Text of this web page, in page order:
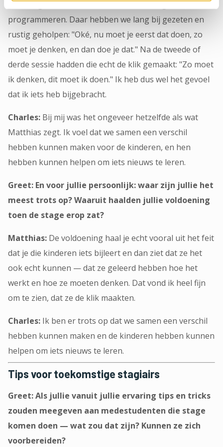
hadden gedaan en echt voor het eerst begonnen met
programmeren. Daar hebben we lang bij gezeten en
rustig geholpen: "Oké, nu moet je eerst dat doen, zo
moet je denken, en dan doe je dat." Na de tweede of
derde sessie hadden die echt de klik gemaakt: "Zo moet
ik denken, dit moet ik doen." Ik heb dus wel het gevoel
dat ik iets heb bijgebracht.
Charles: Bij mij was het ongeveer hetzelfde als wat
Matthias zegt. Ik voel dat we samen een verschil
hebben kunnen maken voor de kinderen, en hen
hebben kunnen helpen om iets nieuws te leren.
Greet: En voor jullie persoonlijk: waar zijn jullie het
meest trots op? Waaruit haalden jullie voldoening
toen de stage erop zat?
Matthias: De voldoening haal je echt vooral uit het feit
dat je die kinderen iets bijleert en dan ziet dat ze het
ook echt kunnen — dat ze geleerd hebben hoe het
werkt en hoe ze moeten denken. Dat vond ik heel fijn
om te zien, dat ze de klik maakten.
Charles: Ik ben er trots op dat we samen een verschil
hebben kunnen maken en de kinderen hebben kunnen
helpen om iets nieuws te leren.
Tips voor toekomstige stagiairs
Greet: Als jullie vanuit jullie ervaring tips en tricks
zouden meegeven aan medestudenten die stage
komen doen — wat zou dat zijn? Kunnen ze zich
voorbereiden?